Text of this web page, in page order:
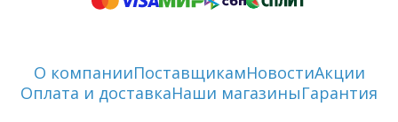
О компанииПоставщикамНовостиАкции
Оплата и доставкаНаши магазиныГарантия